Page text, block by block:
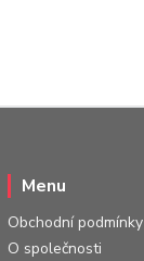
Menu
Obchodní podmínky
O společnosti